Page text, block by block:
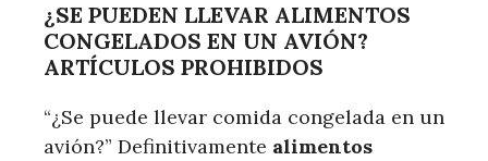
¿SE PUEDEN LLEVAR ALIMENTOS
CONGELADOS EN UN AVIÓN?
ARTÍCULOS PROHIBIDOS
“¿Se puede llevar comida congelada en un
avión?” Definitivamente alimentos